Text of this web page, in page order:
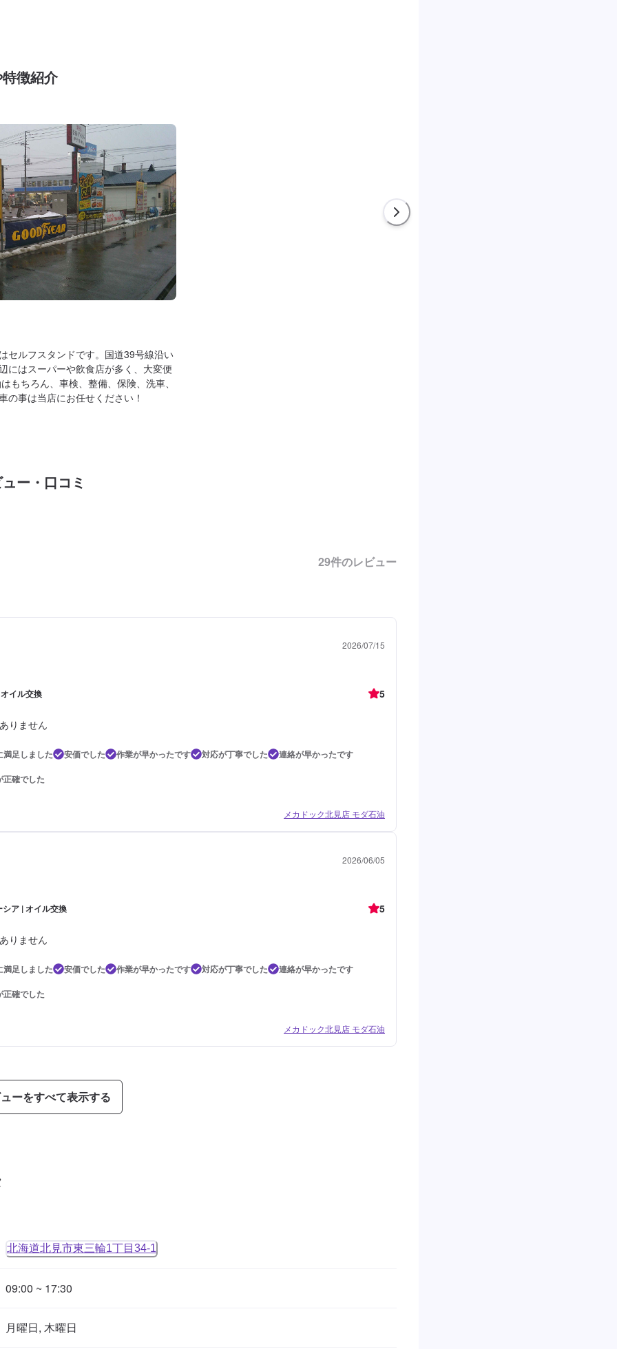
徴紹介
セルフスタンドです。国道39号線沿い
にはスーパーや飲食店が多く、大変便
もちろん、車検、整備、保険、洗車、
の事は当店にお任せください！
ー・口コミ
29件のレビュー
2026/07/15
イル交換 5
りません
満足しました 安価でした 作業が早かったです 対応が丁寧でした
連絡が早かったです
正確でした
メカドック北見店 モダ石油
2026/06/05
ア | オイル交換 5
りません
満足しました 安価でした 作業が早かったです 対応が丁寧でした
連絡が早かったです
正確でした
メカドック北見店 モダ石油
ーをすべて表示する
北海道北見市東三輪1丁目34-1
09:00 ~ 17:30
月曜日, 木曜日